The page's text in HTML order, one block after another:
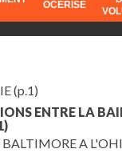
OCÉRISÉ
(p.1)
ENTRE LA
BALTIMORE A